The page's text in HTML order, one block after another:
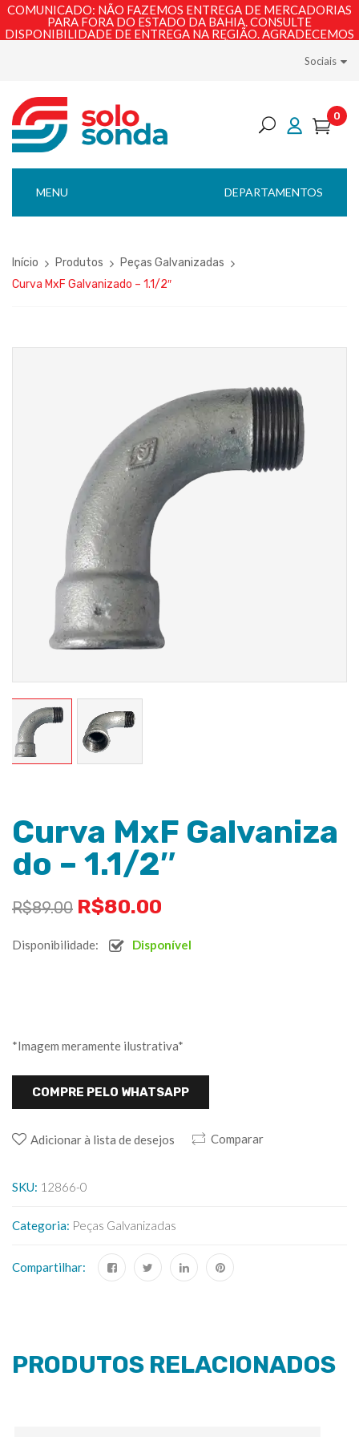
COMUNICADO: NÃO FAZEMOS ENTREGA DE MERCADORIAS
PARA FORA DO ESTADO DA BAHIA. CONSULTE
DISPONIBILIDADE DE ENTREGA NA REGIÃO. AGRADECEMOS
Sociais
0
DEPARTAMENTOS
MENU
Início Produtos
Peças Galvanizadas
Curva MxF Galvanizado – 1.1/2″
Curva MxF Galvaniza
do – 1.1/2″
R$89.00 R$80.00
Disponibilidade: Disponível
*Imagem meramente ilustrativa*
COMPRE PELO WHATSAPP
Adicionar à lista de desejos Comparar
SKU: 12866-0
Categoria: Peças Galvanizadas
Compartilhar:
PRODUTOS RELACIONADOS